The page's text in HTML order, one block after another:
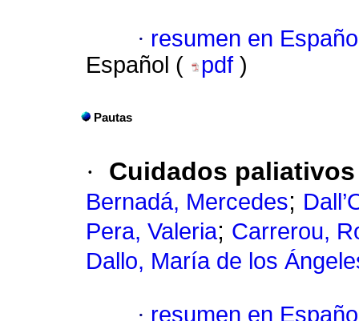
· resumen en
Español (
pdf )
Pautas
· Cuidados
Bernadá, Mercedes;
Pera, Valeria; Carrerou,
Dallo, María de los
· resumen en